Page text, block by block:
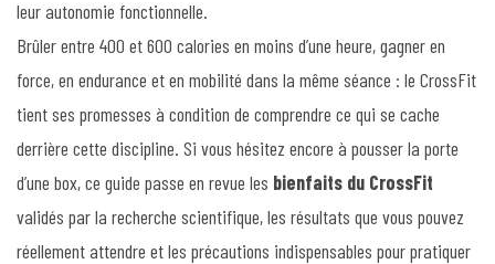
leur autonomie fonctionnelle.
Brûler entre 400 et 600 calories en moins d’une heure, gagner en
force, en endurance et en mobilité dans la même séance : le CrossFit
tient ses promesses à condition de comprendre ce qui se cache
derrière cette discipline. Si vous hésitez encore à pousser la porte
d’une box, ce guide passe en revue les bienfaits du CrossFit
validés par la recherche scientifique, les résultats que vous pouvez
réellement attendre et les précautions indispensables pour pratiquer